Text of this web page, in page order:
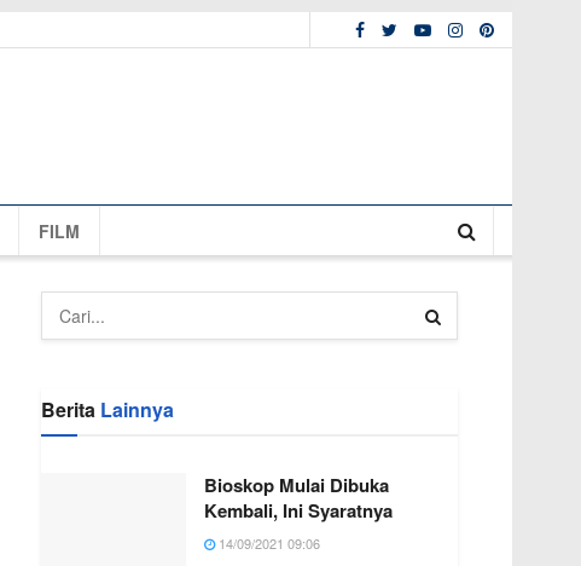
FILM
Berita Lainnya
Bioskop Mulai Dibuka
Kembali, Ini Syaratnya
14/09/2021 09:06